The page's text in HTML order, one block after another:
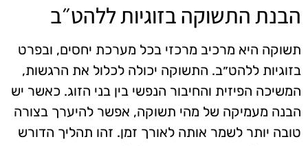
הבנת התשוקה בזוגיות ללהט״ב
תשוקה היא מרכיב מרכזי בכל מערכת יחסים, ובפרט
בזוגיות ללהט״ב. התשוקה יכולה לכלול את הרגשות,
המשיכה הפיזית והחיבור הנפשי בין בני הזוג. כאשר יש
הבנה מעמיקה של מהי תשוקה, אפשר להיערך בצורה
טובה יותר לשמר אותה לאורך זמן. זהו תהליך הדורש